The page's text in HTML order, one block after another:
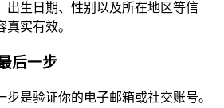
出生日期、性别以及所在地区等信
实有效。
后一步
步是验证你的电子邮箱或社交账号。